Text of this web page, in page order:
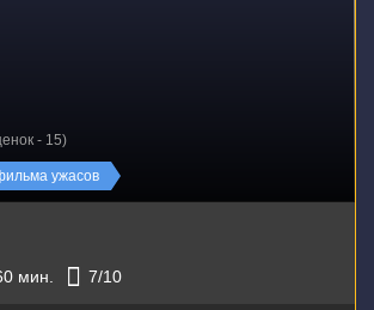
ужасов
- 15)
мин. 7/10